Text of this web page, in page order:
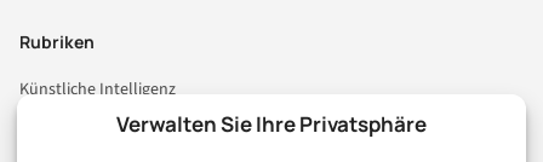
Verwalten Sie Ihre Privatsphäre
Rubriken
Künstliche Intelligenz
Technologie & IT